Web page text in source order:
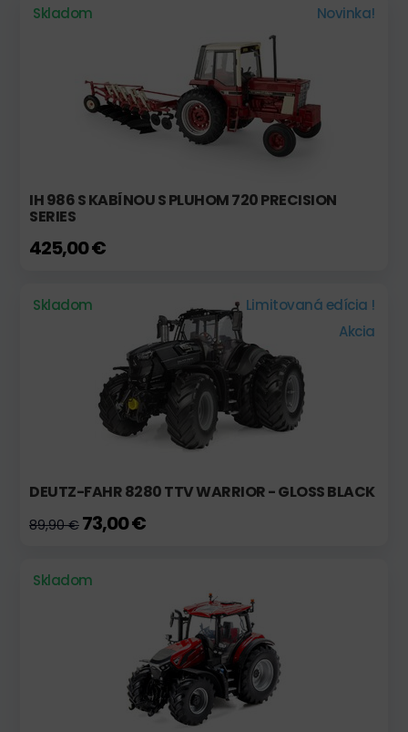
Skladom Novinka!
IH 986 S KABÍNOU S PLUHOM 720 PRECISION
SERIES
425,00 €
Skladom
Limitovaná edícia !
Akcia
DEUTZ-FAHR 8280 TTV WARRIOR - GLOSS BLACK
89,90 € 73,00 €
Skladom